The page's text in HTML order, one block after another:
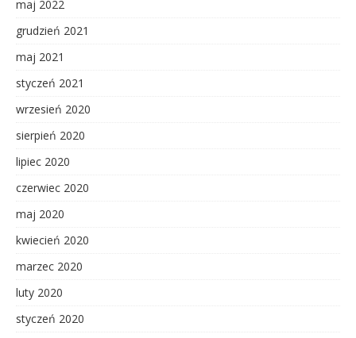
maj 2022
grudzień 2021
maj 2021
styczeń 2021
wrzesień 2020
sierpień 2020
lipiec 2020
czerwiec 2020
maj 2020
kwiecień 2020
marzec 2020
luty 2020
styczeń 2020